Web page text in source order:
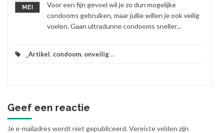
MEI
Voor een fijn gevoel wil je zo dun mogelijke
condooms gebruiken, maar jullie willen je ook veilig
voelen. Gaan ultradunne condooms sneller...
_Artikel, condoom, onveilig...
Geef een reactie
Je e-mailadres wordt niet gepubliceerd.Vereiste velden zijn